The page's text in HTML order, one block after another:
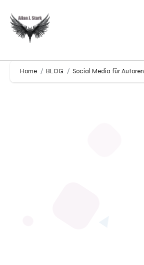
Home BLOG Social Media für Autoren